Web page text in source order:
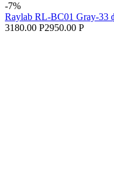
-7%
Raylab RL-BC01 Gray-
3180.00 Р2950.00 Р